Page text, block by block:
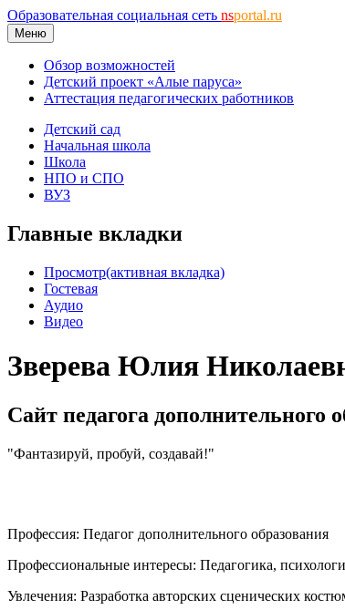
Образовательная социальная сеть nsportal.ru
Меню
Обзор возможностей
Детский проект «Алые паруса»
Аттестация педагогических работников
Детский сад
Начальная школа
Школа
НПО и СПО
ВУЗ
Главные вкладки
Просмотр(активная вкладка)
Гостевая
Аудио
Видео
Зверева Юлия
Сайт педагога дополнительного
"Фантазируй, пробуй, создавай!"
Профессия: Педагог дополнительного образования
Профессиональные интересы: Педагогика,
Увлечения: Разработка авторских сценических